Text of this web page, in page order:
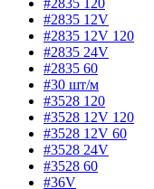
#2835 12V
#2835 12V 120
#2835 24V
#2835 60
#30 шт/м
#3528 120
#3528 12V 120
#3528 12V 60
#3528 24V
#3528 60
#36V